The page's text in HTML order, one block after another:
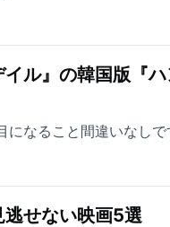
ル』の韓国版『
なること間違いなしで
逃せない映画5選